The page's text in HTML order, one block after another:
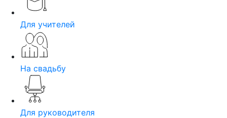
Для учителей
На свадьбу
Для руководителя